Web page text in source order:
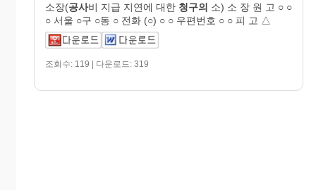
소장(공사비 지급 지연에 대한 청구의 소) 소 장 원 고 ○ ○
○ 서울 ○구 ○동 ○ 전화 (○) ○ ○ 우편번호 ○ ○ 피 고 △
조회수: 119 | 다운로드: 319